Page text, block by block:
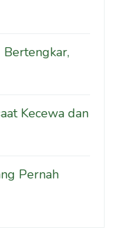
Bertengkar,
Kecewa dan
Pernah